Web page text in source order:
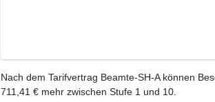
Nach dem Tarifvertrag Beamte-SH-A können
711,41 € mehr zwischen Stufe 1 und 10.